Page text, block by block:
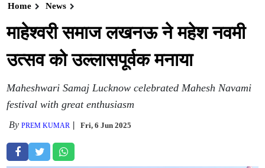
Home News
माहेश्वरी समाज लखनऊ ने महेश नवमी
उत्सव को उल्लासपूर्वक मनाया
Maheshwari Samaj Lucknow celebrated Mahesh Navami
festival with great enthusiasm
ByPREM KUMAR Fri, 6 Jun 2025